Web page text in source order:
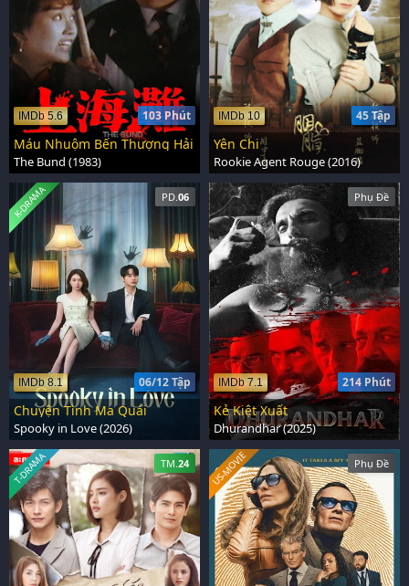
103 Phút
IMDb 5.6
Máu Nhuộm Bến Thượng Hải
The Bund (1983)
45 Tập
IMDb 10
Yên Chi
Rookie Agent Rouge (2016)
PD.06
06/12 Tập
IMDb 8.1
K-DRAMA
Chuyện Tình Ma Quái
Spooky in Love (2026)
Phụ Đề
214 Phút
IMDb 7.1
Kẻ Kiệt Xuất
Dhurandhar (2025)
TM.24
T-DRAMA Phụ Đề
US-MOVIE